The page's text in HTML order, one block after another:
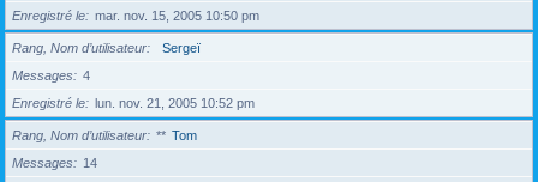
Enregistré le
mar. nov. 15, 2005 10:50 pm
Rang, Nom d’utilisateur
Sergeï
Messages
4
Enregistré le
lun. nov. 21, 2005 10:52 pm
Rang, Nom d’utilisateur ** Tom
Messages
14